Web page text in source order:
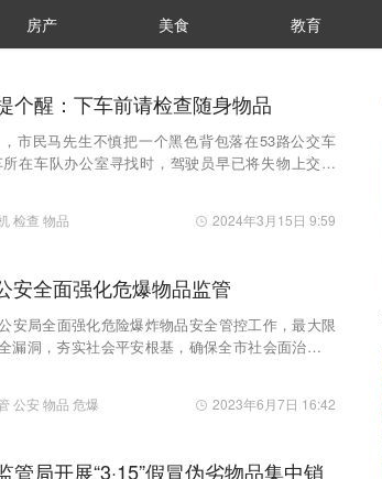
房产 美食 教育
个醒：下车前请检查随身物品
市民马先生不慎把一个黑色背包落在53路公交车
在车队办公室寻找时，驾驶员早已将失物上交车
检查 物品 2024年3月15日 9:59
安全面强化危爆物品监管
安局全面强化危险爆炸物品安全管控工作，最大限
漏洞，夯实社会平安根基，确保全市社会面治安大
公安 物品 危爆 2023年6月7日 16:42
管局开展“3·15”假冒伪劣物品集中销